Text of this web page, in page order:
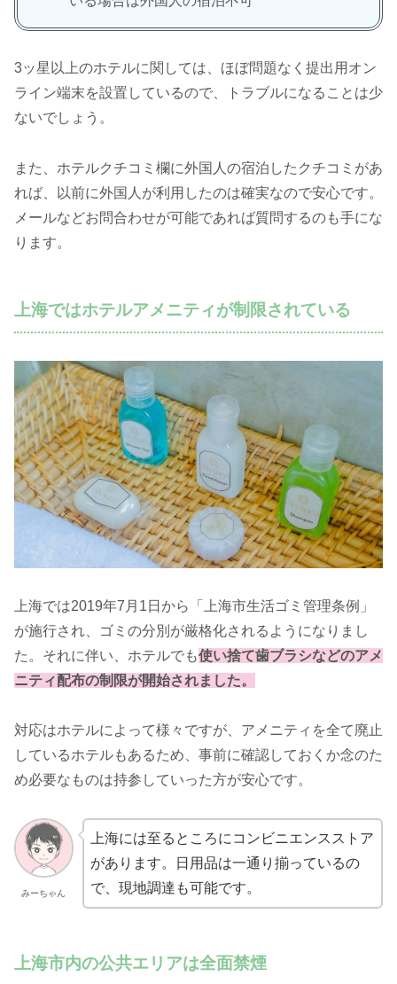
3ッ星以上のホテルに関しては、ほぼ問題なく提出用オン
ライン端末を設置しているので、トラブルになることは少
ないでしょう。
また、ホテルクチコミ欄に外国人の宿泊したクチコミがあ
れば、以前に外国人が利用したのは確実なので安心です。
メールなどお問合わせが可能であれば質問するのも手にな
ります。
上海ではホテルアメニティが制限されている
上海では2019年7月1日から「上海市生活ゴミ管理条例」
が施行され、ゴミの分別が厳格化されるようになりまし
た。それに伴い、ホテルでも使い捨て歯ブラシなどのアメ
ニティ配布の制限が開始されました。
対応はホテルによって様々ですが、アメニティを全て廃止
しているホテルもあるため、事前に確認しておくか念のた
め必要なものは持参していった方が安心です。
みーちゃん
上海には至るところにコンビニエンスストア
があります。日用品は一通り揃っているの
で、現地調達も可能です。
上海市内の公共エリアは全面禁煙